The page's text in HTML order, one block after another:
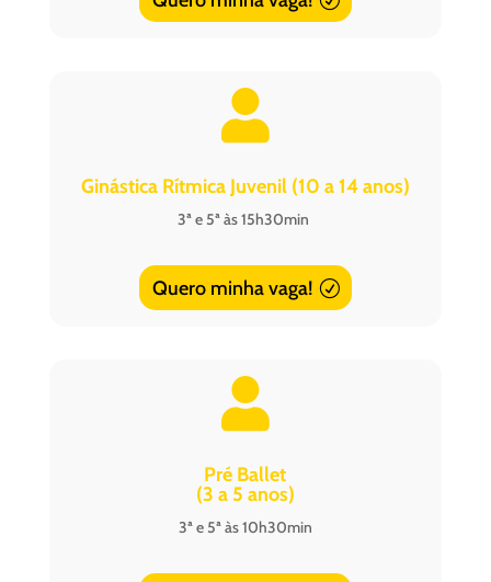

Ginástica Rítmica Juvenil (10 a 14 anos)
3ª e 5ª às 15h30min
Quero minha vaga!

Pré Ballet
(3 a 5 anos)
3ª e 5ª às 10h30min